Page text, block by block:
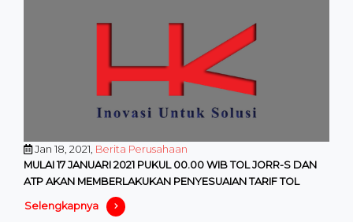
Jan 18, 2021, Berita Perusahaan
MULAI 17 JANUARI 2021 PUKUL 00.00 WIB TOL JORR-S DAN
ATP AKAN MEMBERLAKUKAN PENYESUAIAN TARIF TOL
Selengkapnya